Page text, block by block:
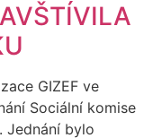
GIZEF ve
Sociální komise
Jednání bylo